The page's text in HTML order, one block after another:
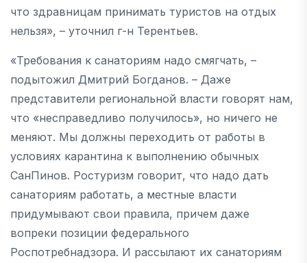
что здравницам принимать туристов на отдых
нельзя», – уточнил г-н Терентьев.
«Требования к санаториям надо смягчать, –
подытожил Дмитрий Богданов. – Даже
представители региональной власти говорят нам,
что «несправедливо получилось», но ничего не
меняют. Мы должны переходить от работы в
условиях карантина к выполнению обычных
СанПинов. Ростуризм говорит, что надо дать
санаториям работать, а местные власти
придумывают свои правила, причем даже
вопреки позиции федерального
Роспотребнадзора. И рассылают их санаториям